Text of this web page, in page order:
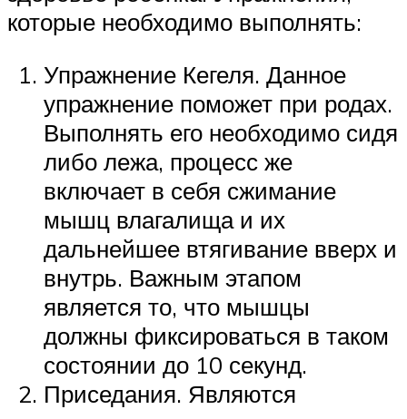
которые необходимо выполнять:
Упражнение Кегеля. Данное
упражнение поможет при родах.
Выполнять его необходимо сидя
либо лежа, процесс же
включает в себя сжимание
мышц влагалища и их
дальнейшее втягивание вверх и
внутрь. Важным этапом
является то, что мышцы
должны фиксироваться в таком
состоянии до 10 секунд.
Приседания. Являются